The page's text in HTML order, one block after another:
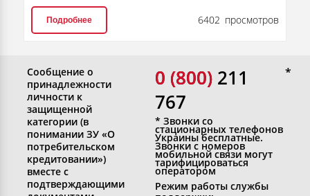
Подробнее 6402 просмотров
Сообщение о
принадлежности
личности к
защищенной
категории (в
понимании ЗУ «О
потребительском
кредитовании»)
вместе с
подтверждающими
0 (800)
0 (800) 211
767
* Звонки со
стационарных телефонов
Украины бесплатные.
Звонки с номеров
мобильной связи могут
тарифицироваться
оператором
Режим работы службы